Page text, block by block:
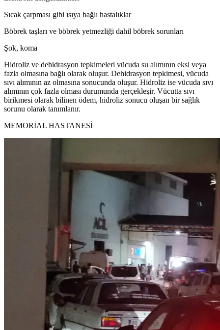
Sıcak çarpması gibi ısıya bağlı hastalıklar
Böbrek taşları ve böbrek yetmezliği dahil böbrek sorunları
Şok, koma
Hidroliz ve dehidrasyon tepkimeleri vücuda su alımının eksi veya
fazla olmasına bağlı olarak oluşur. Dehidrasyon tepkimesi, vücuda
sıvı alımının az olmasına sonucunda oluşur. Hidroliz ise vücuda sıvı
alımının çok fazla olması durumunda gerçekleşir. Vücutta sıvı
birikmesi olarak bilinen ödem, hidroliz sonucu oluşan bir sağlık
sorunu olarak tanımlanır.
MEMORİAL HASTANESİ